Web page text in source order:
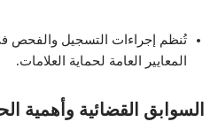
تُنظم إجراءات التسجيل والفحص
المعايير العامة لحماية العلامات.
السوابق القضائية وأهمية